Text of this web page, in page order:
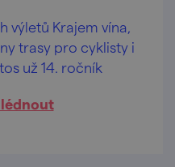
výletů Krajem vína,
trasy pro cyklisty i
už 14. ročník